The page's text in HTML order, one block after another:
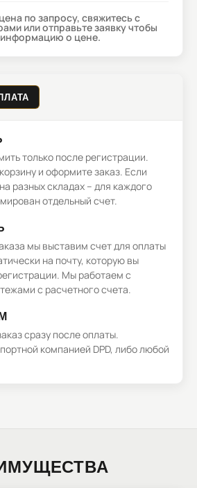
по запросу, свяжитесь с
или отправьте заявку чтобы
о цене.
только после регистрации.
и оформите заказ. Если
разных складах – для каждого
отдельный счет.
мы выставим счет для оплаты
на почту, которую вы
Мы работаем с
с расчетного счета.
сразу после оплаты.
компанией DPD, либо любой